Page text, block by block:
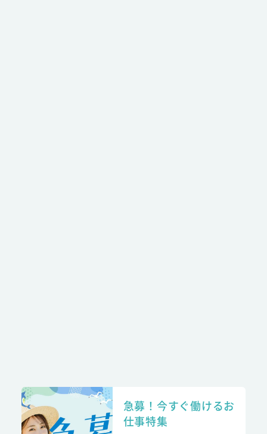
急募！今すぐ働けるお
仕事特集